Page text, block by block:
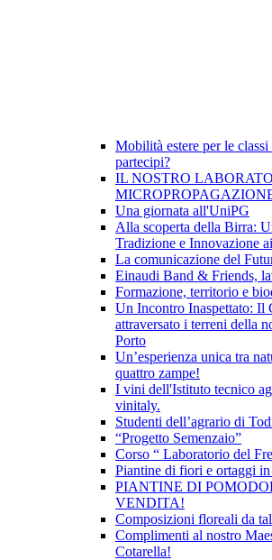
Mobilità estere per le classi
partecipi?
IL NOSTRO
Una giornata all'UniPG
Alla scoperta della Birra:
Tradizione e Innovazione
La comunicazione del
Einaudi Band & Friends,
Formazione, territorio e
Un Incontro Inaspettato: Il
attraversato i terreni della
Porto
Un’esperienza unica tra
quattro zampe!
I vini dell'Istituto tecnico
vinitaly.
Studenti dell’agrario di
“Progetto Semenzaio”
Corso “ Laboratorio del
Piantine di fiori e ortaggi
PIANTINE DI
VENDITA!
Composizioni floreali da
Complimenti al nostro
Cotarella!